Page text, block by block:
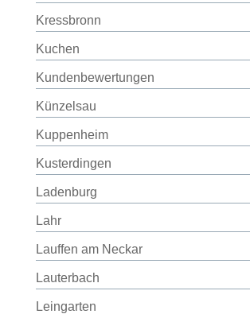
Kressbronn
Kuchen
Kundenbewertungen
Künzelsau
Kuppenheim
Kusterdingen
Ladenburg
Lahr
Lauffen am Neckar
Lauterbach
Leingarten